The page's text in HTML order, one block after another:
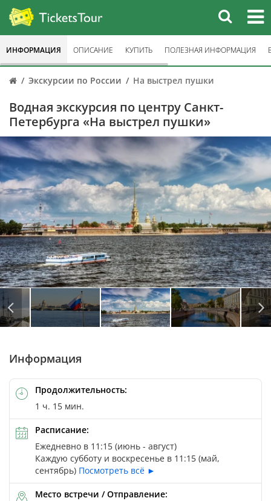
Экскурсии по России На выстрел пушки
Водная экскурсия по центру Санкт-
Петербурга «На выстрел пушки»
Автор: © Olga / Depositphotos
Автор: © Vitas / Depositphotos
Автор: © Aleksejs Polakovs / Depositphotos
ИНФОРМАЦИЯ ОПИСАНИЕ КУПИТЬ ПОЛЕЗНАЯ ИНФОРМАЦИЯ
Информация
Продолжительность:
1 ч. 15 мин.
Расписание:
Ежедневно в 11:15 (июнь - август)
Каждую субботу и воскресенье в 11:15 (май,
сентябрь) Посмотреть всё ►
Место встречи / Отправление: